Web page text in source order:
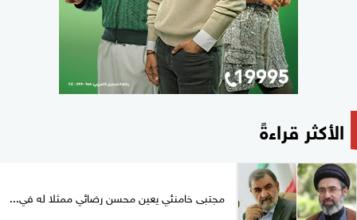
الأكثر قراءةً
مجتبى خامنئي يعين محسن رضائي ممثلا له في...